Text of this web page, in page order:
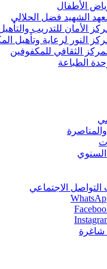
الأطفال
الشهيد فضل الحلالي
الأمان للتدريب
النور لرعاية وتأهيل
الثقافي للمكفوفين
الطباعة
والمناصرة
السنوي
الاجتماعي